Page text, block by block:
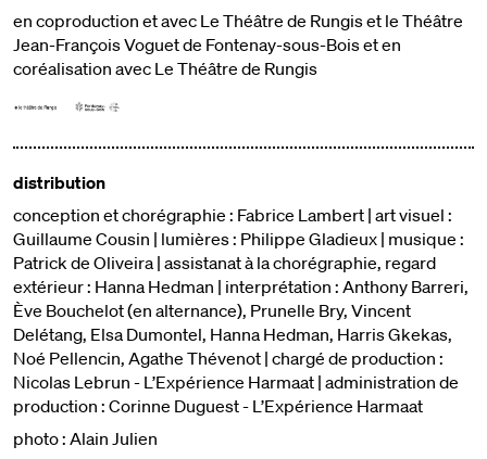
en coproduction et avec Le Théâtre de Rungis et le Théâtre
Jean-François Voguet de Fontenay-sous-Bois et en
coréalisation avec Le Théâtre de Rungis
distribution
conception et chorégraphie : Fabrice Lambert | art visuel :
Guillaume Cousin | lumières : Philippe Gladieux | musique :
Patrick de Oliveira | assistanat à la chorégraphie, regard
extérieur : Hanna Hedman | interprétation : Anthony Barreri,
Ève Bouchelot (en alternance), Prunelle Bry, Vincent
Delétang, Elsa Dumontel, Hanna Hedman, Harris Gkekas,
Noé Pellencin, Agathe Thévenot | chargé de production :
Nicolas Lebrun - L’Expérience Harmaat | administration de
production : Corinne Duguest - L’Expérience Harmaat
photo : Alain Julien